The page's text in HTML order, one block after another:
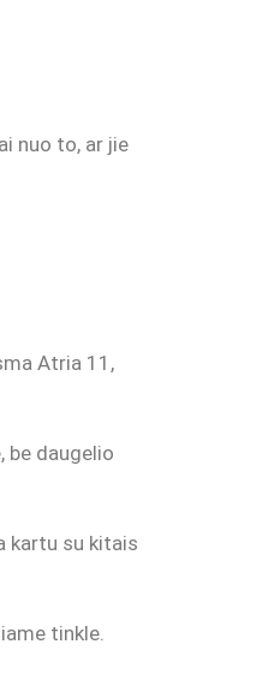
nuo to, ar jie
Atria 11,
be daugelio
kartu su kitais
tinkle.